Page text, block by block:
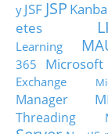
y JSF JSP
etes
Learning
365
Microsoft
Exchange
Manager
Threading